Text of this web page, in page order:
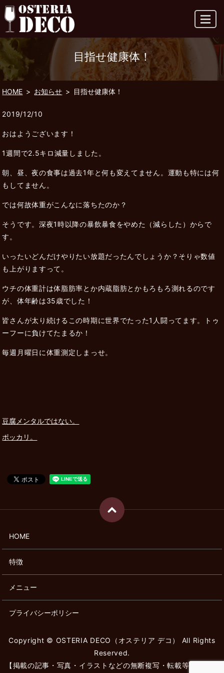
MENU
目指せ健康体！
HOME お知らせ 目指せ健康体！
2019/12/10
おはようございます！
1週間で2.5キロ減量しました。
朝、昼、夜の食事は過去1年と何も変えてません。運動も特には何
もしてません。
では何故体重がこんなに落ちたのか？
そうです。深夜1時以降の暴飲暴食をやめた（減らした）からで
す。
いったいどんだけやりたい放題だったんでしょうか？そりゃ数値
も上がりますって。
ウチの体重計は体脂肪率とか内蔵脂肪とかもろもろ測れるのです
が、体年齢は35歳でした！
皆さんが太り続けるこの時期に世界でたった1人闘ってます。トゥ
ーフーに負けてたまるか！
毎週月曜日に体重測定しまっせ。
豆腐メンタルではない。
ポッカリ。
HOME
特徴
メニュー
プライバシーポリシー
Copyright © OSTERIA DECO（オステリア デコ） All Rights
Reserved.
【掲載の記事・写真・イラストなどの無断複写・転載等を禁じま